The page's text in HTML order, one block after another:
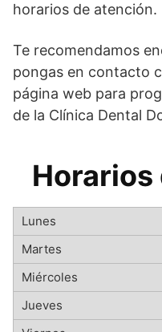
horarios de atención.
Te recomendamos
pongas en contacto
página web para
de la Clínica Dental